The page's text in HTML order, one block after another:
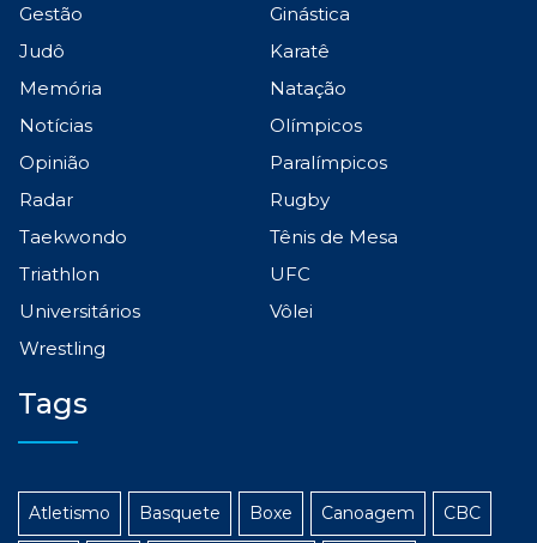
Gestão
Ginástica
Judô
Karatê
Memória
Natação
Notícias
Olímpicos
Opinião
Paralímpicos
Radar
Rugby
Taekwondo
Tênis de Mesa
Triathlon
UFC
Universitários
Vôlei
Wrestling
Tags
Atletismo Basquete Boxe Canoagem CBC